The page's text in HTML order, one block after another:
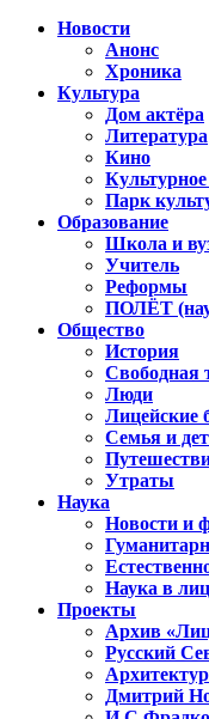
Новости
Анонс
Хроника
Культура
Дом актёра
Литература
Кино
Культурное
Парк
Образование
Школа и
Учитель
Реформы
ПОЛЁТ
Общество
История
Свободная
Люди
Лицейские
Семья и
Утраты
Наука
Новости и
Наука в
Проекты
Архив
Русский
Дмитрий